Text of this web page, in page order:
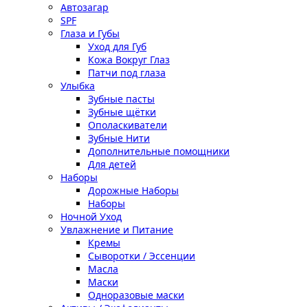
Автозагар
SPF
Глаза и Губы
Уход для Губ
Кожа Вокруг Глаз
Патчи под глаза
Улыбка
Зубные пасты
Зубные щётки
Ополаскиватели
Зубные Нити
Дополнительные помощники
Для детей
Наборы
Дорожные Наборы
Наборы
Ночной Уход
Увлажнение и Питание
Кремы
Сыворотки / Эссенции
Масла
Маски
Одноразовые маски